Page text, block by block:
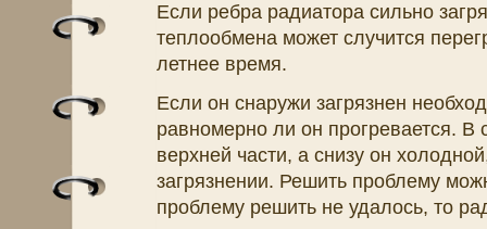
Если ребра радиатора сильно
теплообмена может случится
летнее время.
Если он снаружи загрязнен
равномерно ли он прогревается. В
верхней части, а снизу он
загрязнении. Решить проблему
проблему решить не удалось, то